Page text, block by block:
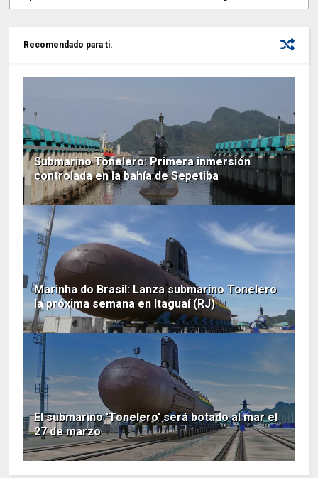
Recomendado para ti.
Submarino Tonelero: Primera inmersión
controlada en la bahía de Sepetiba
Marinha do Brasil: Lanza submarino Tonelero
la próxima semana en Itaguaí (RJ)
El submarino 'Tonelero' será botado al mar el
27 de marzo